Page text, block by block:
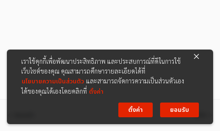
ต่อไป
เราใช้คุกกี้เพื่อพัฒนาประสิทธิภาพ และประสบการณ์ที่ดีในการใช้
เว็บไซต์ของคุณ คุณสามารถศึกษารายละเอียดได้ที่
นโยบายความเป็นส่วนตัว และสามารถจัดการความเป็นส่วนตัวเอง
ได้ของคุณได้เองโดยคลิกที่ ตั้งค่า
ตั้งค่า
ยอมรับ